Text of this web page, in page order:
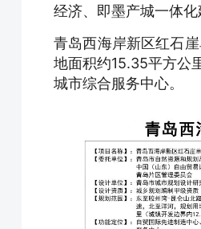
经济、即墨产城一体化
青岛西海岸新区红石
地面积约15.35平方公
城市综合服务中心。